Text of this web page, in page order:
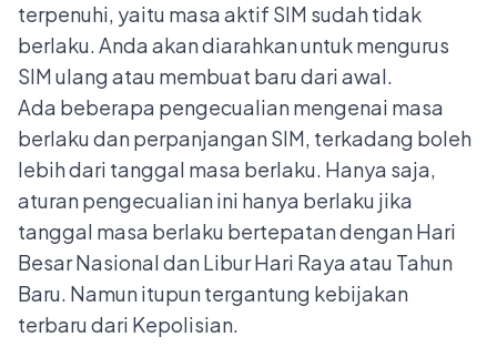
terpenuhi, yaitu masa aktif SIM sudah tidak
berlaku. Anda akan diarahkan untuk mengurus
SIM ulang atau membuat baru dari awal.
Ada beberapa pengecualian mengenai masa
berlaku dan perpanjangan SIM, terkadang boleh
lebih dari tanggal masa berlaku. Hanya saja,
aturan pengecualian ini hanya berlaku jika
tanggal masa berlaku bertepatan dengan Hari
Besar Nasional dan Libur Hari Raya atau Tahun
Baru. Namun itupun tergantung kebijakan
terbaru dari Kepolisian.